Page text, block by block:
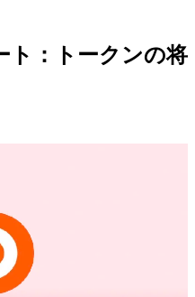
ト：トークンの将